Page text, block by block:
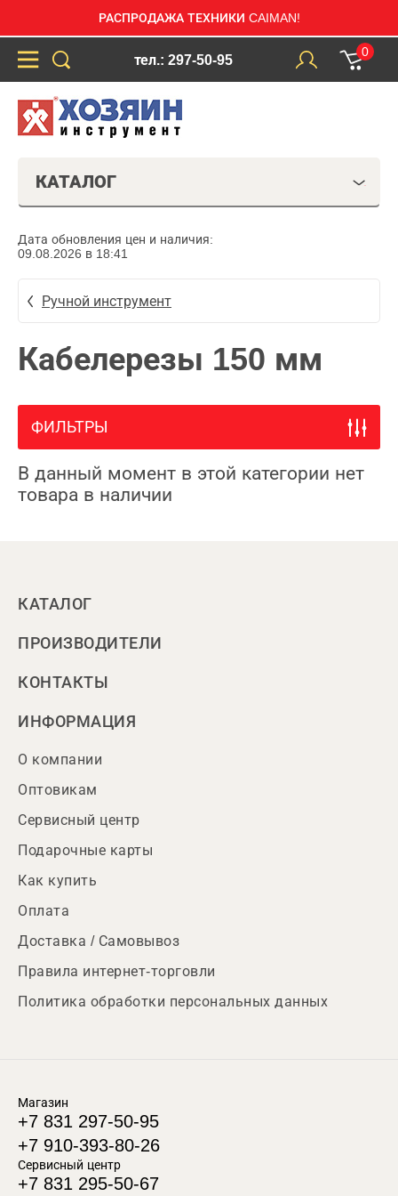
РАСПРОДАЖА ТЕХНИКИ CAIMAN!
тел.: 297-50-95
0
КАТАЛОГ
Дата обновления цен и наличия:
09.08.2026 в 18:41
Ручной инструмент
Кабелерезы 150 мм
ФИЛЬТРЫ
В данный момент в этой категории нет
товара в наличии
КАТАЛОГ
ПРОИЗВОДИТЕЛИ
КОНТАКТЫ
ИНФОРМАЦИЯ
О компании
Оптовикам
Сервисный центр
Подарочные карты
Как купить
Оплата
Доставка / Самовывоз
Правила интернет-торговли
Политика обработки персональных данных
Магазин
+7 831 297-50-95
+7 910-393-80-26
Сервисный центр
+7 831 295-50-67